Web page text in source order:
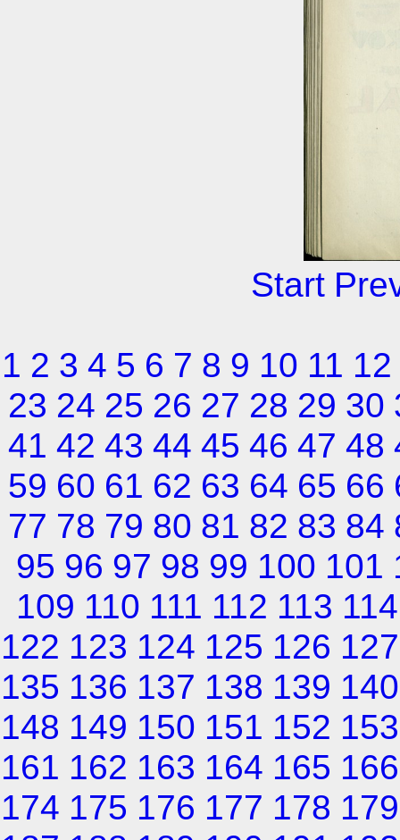
Start
1 2 3 4 5 6 7 8 9 10 11 12
23 24 25 26 27 28 29 30
41 42 43 44 45 46 47 48
59 60 61 62 63 64 65 66
77 78 79 80 81 82 83 84
95 96 97 98 99 100 101
109 110 111 112 113 114
122 123 124 125 126 127
135 136 137 138 139 140
148 149 150 151 152 153
161 162 163 164 165 166
174 175 176 177 178 179